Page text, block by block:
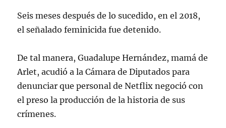
Seis meses después de lo sucedido, en el 2018,
el señalado feminicida fue detenido.
De tal manera, Guadalupe Hernández, mamá de
Arlet, acudió a la Cámara de Diputados para
denunciar que personal de Netflix negoció con
el preso la producción de la historia de sus
crímenes.